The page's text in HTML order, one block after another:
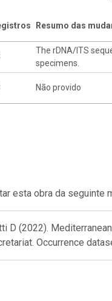
Resumo das
The rDNA/ITS
specimens.
Não provido
esta obra da seguinte
D (2022).
Occurrence